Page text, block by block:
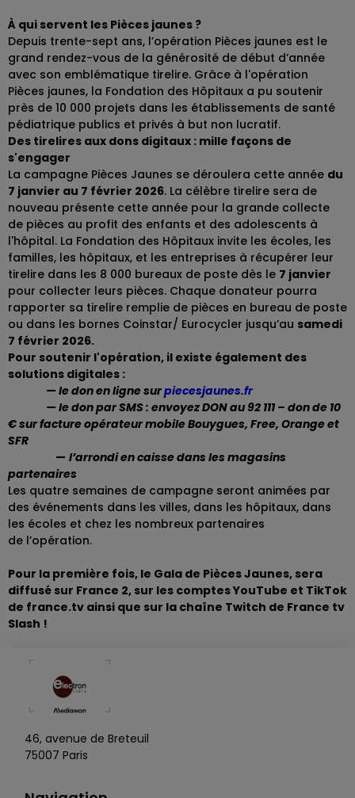
À qui servent les Pièces jaunes ?
Depuis trente-sept ans, l’opération Pièces jaunes est le
grand rendez-vous de la générosité de début d’année
avec son emblématique tirelire. Grâce à l'opération
Pièces jaunes, la Fondation des Hôpitaux a pu soutenir
près de 10 000 projets dans les établissements de santé
pédiatrique publics et privés à but non lucratif.
Des tirelires aux dons digitaux : mille façons de
s'engager
La campagne Pièces Jaunes se déroulera cette année du
7 janvier au 7 février 2026. La célèbre tirelire sera de
nouveau présente cette année pour la grande collecte
de pièces au profit des enfants et des adolescents à
l'hôpital. La Fondation des Hôpitaux invite les écoles, les
familles, les hôpitaux, et les entreprises à récupérer leur
tirelire dans les 8 000 bureaux de poste dès le 7 janvier
pour collecter leurs pièces. Chaque donateur pourra
rapporter sa tirelire remplie de pièces en bureau de poste
ou dans les bornes Coinstar/ Eurocycler jusqu’au samedi
7 février 2026.
Pour soutenir l'opération, il existe également des
solutions digitales :
— le don en ligne surpiecesjaunes.fr
— le don par SMS : envoyez DON au 92 111 – don de 10
€ sur facture opérateur mobile Bouygues, Free, Orange et
SFR
— l’arrondi en caisse dans les magasins
partenaires
Les quatre semaines de campagne seront animées par
des événements dans les villes, dans les hôpitaux, dans
les écoles et chez les nombreux partenaires
de l’opération.
Pour la première fois, le Gala de Pièces Jaunes, sera
diffusé sur France 2, sur les comptes YouTube et TikTok
de france.tv ainsi que sur la chaîne Twitch de France tv
Slash !
46, avenue de Breteuil
75007 Paris